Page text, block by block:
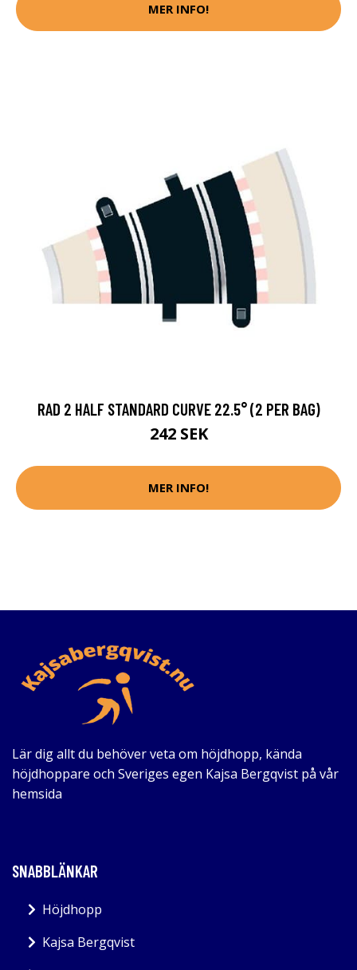
MER INFO!
RAD 2 HALF STANDARD CURVE 22.5° (2 PER BAG)
242 SEK
MER INFO!
Lär dig allt du behöver veta om höjdhopp, kända
höjdhoppare och Sveriges egen Kajsa Bergqvist på vår
hemsida
SNABBLÄNKAR
Höjdhopp
Kajsa Bergqvist